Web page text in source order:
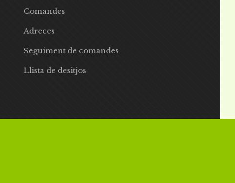
Comandes
Adreces
Seguiment de comandes
Llista de desitjos